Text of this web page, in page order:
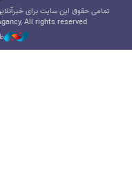
تمامی حقوق این سایت برای
All rights reserved